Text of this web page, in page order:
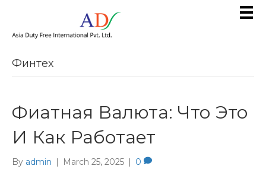
Финтех
Фиатная Валюта: Что Это
И Как Работает
By admin | March 25, 2025 | 0